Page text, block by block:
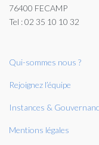
76400 FECAMP
Tel : 02 35 10 10 32
Qui-sommes nous ?
Rejoignez l’équipe
Instances &
Mentions légales